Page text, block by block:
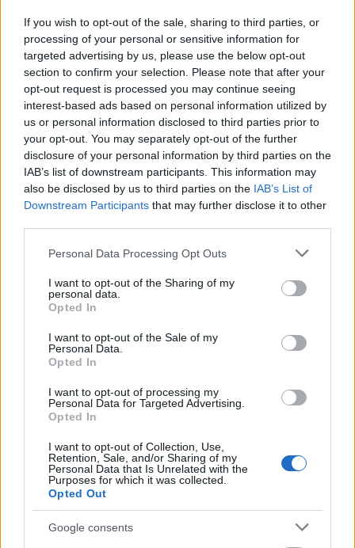
If you wish to opt-out of the sale, sharing to third parties, or
processing of your personal or sensitive information for
targeted advertising by us, please use the below opt-out
section to confirm your selection. Please note that after your
opt-out request is processed you may continue seeing
interest-based ads based on personal information utilized by
us or personal information disclosed to third parties prior to
your opt-out. You may separately opt-out of the further
disclosure of your personal information by third parties on the
IAB’s list of downstream participants. This information may
also be disclosed by us to third parties on the IAB’s List of
Downstream Participants that may further disclose it to other
Please note that this website/app uses one or more Google
not limited to your visit or usage behaviour. You may click to
grant or deny consent to Google and its third-party tags to
use your data for below specified purposes in below Google
consent section.
Personal Data Processing Opt Outs
I want to opt-out of the Sharing of my
personal data.
Opted In
I want to opt-out of the Sale of my
Personal Data.
Opted In
I want to opt-out of processing my
Personal Data for Targeted Advertising.
Opted In
I want to opt-out of Collection, Use,
Retention, Sale, and/or Sharing of my
Personal Data that Is Unrelated with the
Purposes for which it was collected.
Opted Out
Google consents
@Photo credits:acb Photo/Aitor Arrizabalaga
Διάβασε όλα τα τελευταία νέα
της αθλητικής
επικαιρότητας. Μάθε για όλους τουςlive αγώνες σήμερα
και δες τιςαθλητικές μεταδόσειςτης ημέρας και της
ΔΙΑΒΑΣΕ ΑΚΟΜΗ:
Διαψεύδει ο Γουότφορντ τις φήμες περί Βαλένθια: «Μην
πιστεύετε ότι βλέπετε...»
Βαλένθια: Ανακοίνωσε τον Μπρουκς
Βαλένθια: Παίρνει δανεικό τον Αρμόνι Μπρουκς
ΜΠΡΑΝΚΟΥ ΜΠΑΝΤΙΟ